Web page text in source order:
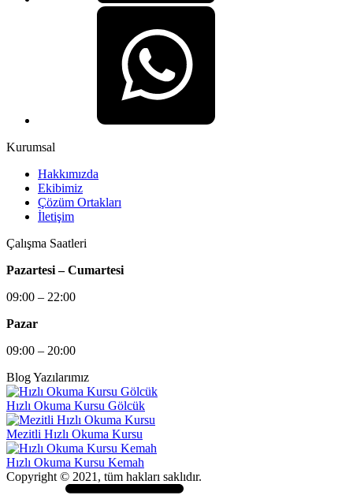
Kurumsal
Hakkımızda
Ekibimiz
Çözüm Ortakları
İletişim
Çalışma Saatleri
Pazartesi – Cumartesi
09:00 – 22:00
Pazar
09:00 – 20:00
Blog Yazılarımız
Hızlı Okuma Kursu Gölcük
Mezitli Hızlı Okuma Kursu
Hızlı Okuma Kursu Kemah
Copyright © 2021, tüm hakları saklıdır.